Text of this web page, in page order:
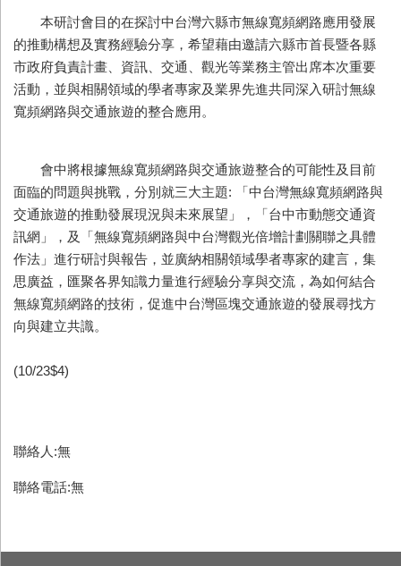
本研討會目的在探討中台灣六縣市無線寬頻網路應用發展
的推動構想及實務經驗分享，希望藉由邀請六縣市首長暨各縣
市政府負責計畫、資訊、交通、觀光等業務主管出席本次重要
活動，並與相關領域的學者專家及業界先進共同深入研討無線
寬頻網路與交通旅遊的整合應用。
會中將根據無線寬頻網路與交通旅遊整合的可能性及目前
面臨的問題與挑戰，分別就三大主題: 「中台灣無線寬頻網路與
交通旅遊的推動發展現況與未來展望」，「台中市動態交通資
訊網」，及「無線寬頻網路與中台灣觀光倍增計劃關聯之具體
作法」進行研討與報告，並廣納相關領域學者專家的建言，集
思廣益，匯聚各界知識力量進行經驗分享與交流，為如何結合
無線寬頻網路的技術，促進中台灣區塊交通旅遊的發展尋找方
向與建立共識。
(10/23$4)
聯絡人:無
聯絡電話:無